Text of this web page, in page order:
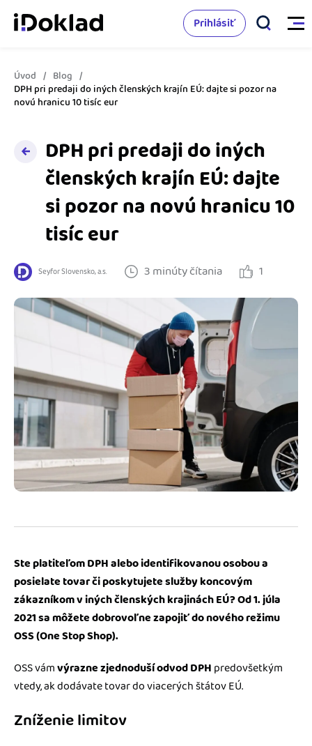
Vlastnosti
Správa kontaktov
Sledovanie cashflow
Spolupráca s účtovníkom
Katalóg doplnkov
Vzdelanie
Nápoveda
Ako sa vyznať vo fakturácii
Blog
Podnikateľský servis
Spýtajte sa nás
Vyskúšať zadarmo
Prihlásiť
Úvod
Blog
DPH pri predaji do iných členských krajín EÚ: dajte si pozor na
novú hranicu 10 tisíc eur
DPH pri predaji do iných
členských krajín EÚ: dajte
si pozor na novú hranicu 10
tisíc eur
Seyfor Slovensko, a.s. 3 minúty čítania 1
Ste platiteľom DPH alebo identifikovanou osobou a
posielate tovar či poskytujete služby koncovým
zákazníkom v iných členských krajinách EÚ? Od 1. júla
2021 sa môžete dobrovoľne zapojiť do nového režimu
OSS (One Stop Shop).
OSS vámvýrazne zjednoduší odvod DPH predovšetkým
vtedy, ak dodávate tovar do viacerých štátov EÚ.
Zníženie limitov